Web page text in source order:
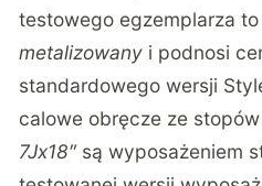
testowego egzemplarza
metalizowany i podnosi
standardowego wersji
calowe obręcze ze
7Jx18″są wyposażeniem